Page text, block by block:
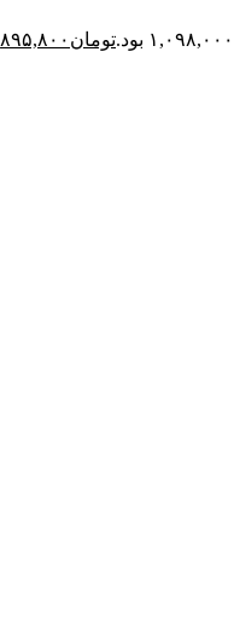
تومان ۸۹۵,۸۰۰